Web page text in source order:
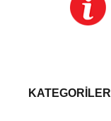
KATEGORİLER